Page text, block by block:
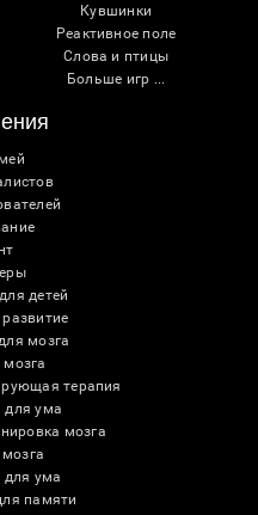
Кувшинки
Реактивное поле
Слова и птицы
Больше игр ...
детей
мозга
мозга
терапия
для ума
мозга
для ума
памяти